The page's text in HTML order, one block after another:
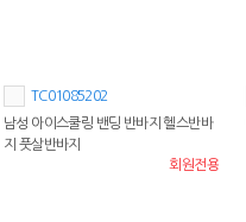
TC01085202
남성 아이스쿨링 밴딩 반바지 헬스반바
지 풋살반바지
회원전용